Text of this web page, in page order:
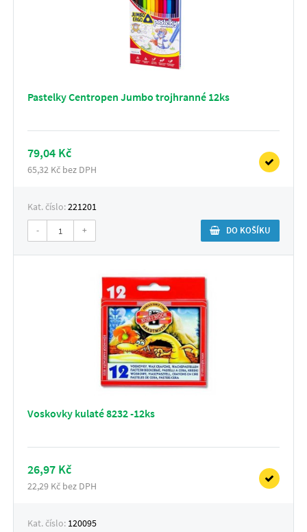
Pastelky Centropen Jumbo trojhranné 12ks
79,04 Kč
65,32 Kč bez DPH
Kat. číslo:221201
- + DO KOŠÍKU
Voskovky kulaté 8232 -12ks
26,97 Kč
22,29 Kč bez DPH
Kat. číslo: 120095